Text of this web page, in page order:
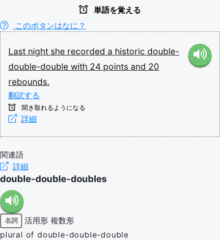
単語を覚える
このボタンはなに？
Last night she recorded a historic double-
double-double with 24 points and 20
rebounds.
翻訳する
聞き取れるようになる
詳細
関連語
詳細
double-double-doubles
名詞 活用形 複数形
plural of double-double-double